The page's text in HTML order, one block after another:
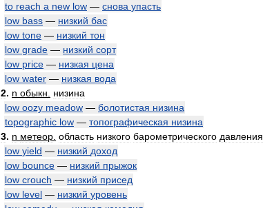
to reach a new low — снова упасть
low bass — низкий бас
low tone — низкий тон
low grade — низкий сорт
low price — низкая цена
low water — низкая вода
2. n обыкн
низина
low oozy meadow — болотистая низина
topographic low — топографическая низина
3. n метеор область низкого барометрического давления
low yield — низкий доход
low bounce — низкий прыжок
low crouch — низкий присед
low level — низкий уровень